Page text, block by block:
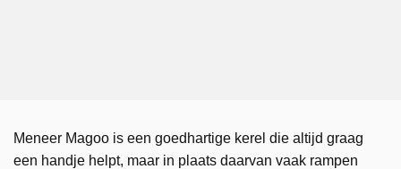
Meneer Magoo is een goedhartige kerel die altijd graag
een handje helpt, maar in plaats daarvan vaak rampen